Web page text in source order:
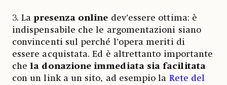
3. Lapresenza online dev’essere ottima: è
indispensabile che le argomentazioni siano
convincenti sul perché l’opera meriti di
essere acquistata. Ed è altrettanto importante
chela donazione immediata sia facilitata
con un link a un sito, ad esempio la Rete del